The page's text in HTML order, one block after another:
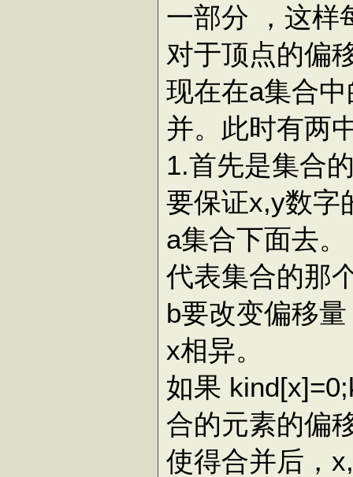
一部分 ，这样
对于顶点的偏
现在在a集合
并。此时有两
1.首先是集合
要保证x,y数字
a集合下面去。
代表集合的那
b要改变偏移
x相异。
如果
合的元素的偏
使得合并后，